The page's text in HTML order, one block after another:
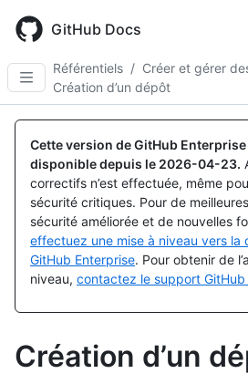
main
content
GitHub Docs
Référentiels / Créer et gérer
Création d’un dépôt
Cette version de GitHub
disponible depuis le 2026-04-23.
correctifs n’est effectuée, même
sécurité critiques. Pour de
sécurité améliorée et de nouvelles
effectuez une mise à niveau vers la
GitHub Enterprise. Pour obtenir de
niveau, contactez le support GitHub
Création d’un